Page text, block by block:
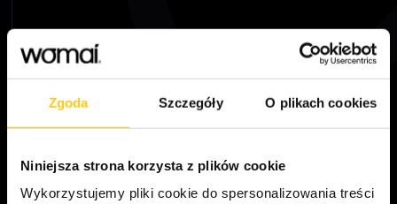
Zgoda Szczegóły O plikach cookies
Niniejsza strona korzysta z plików cookie
Wykorzystujemy pliki cookie do spersonalizowania treści